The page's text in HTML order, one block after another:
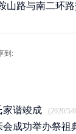
山路与南二环
到:
家谱竣成 (2020/5/
成功举办祭祖